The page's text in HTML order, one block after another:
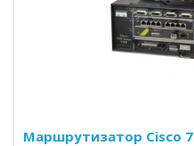
Маршрутизатор Cisco